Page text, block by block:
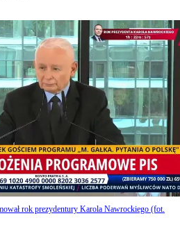
rok prezydentury Karola Nawrockiego (fot.